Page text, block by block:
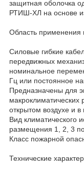
защитная оболочка
РТИШ-ХЛ на основе
Область применения
Силовые гибкие
передвижных
номинальное
Гц или постоянное
Предназначены для
открытом воздухе и
Вид климатического
размещения 1, 2, 3
Класс пожарной
Технические